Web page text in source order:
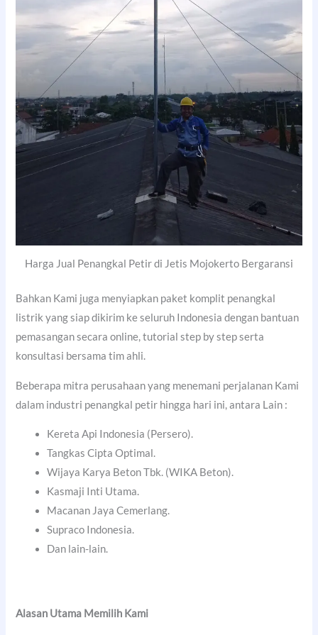
Harga Jual Penangkal Petir di Jetis Mojokerto Bergaransi
Bahkan Kami juga menyiapkan paket komplit penangkal
listrik yang siap dikirim ke seluruh Indonesia dengan bantuan
pemasangan secara online, tutorial step by step serta
konsultasi bersama tim ahli.
Beberapa mitra perusahaan yang menemani perjalanan Kami
dalam industri penangkal petir hingga hari ini, antara Lain :
Kereta Api Indonesia (Persero).
Tangkas Cipta Optimal.
Wijaya Karya Beton Tbk. (WIKA Beton).
Kasmaji Inti Utama.
Macanan Jaya Cemerlang.
Supraco Indonesia.
Dan lain-lain.
Alasan Utama Memilih Kami